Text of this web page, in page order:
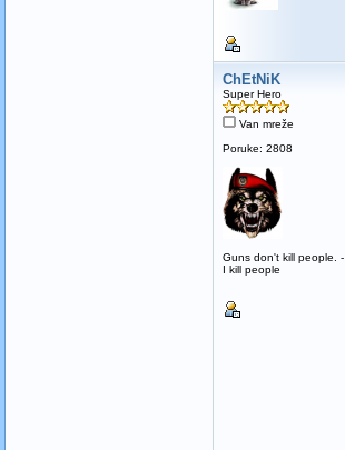
ChEtNiK
Super Hero
Van mreže
Poruke: 2808
Guns don't kill people. -
I kill people